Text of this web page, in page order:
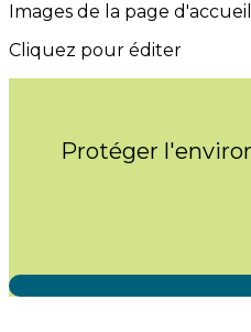
Images de la page d'accueil
Cliquez pour éditer
Protéger